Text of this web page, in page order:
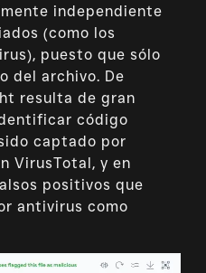
independiente
(como los
puesto que sólo
del archivo. De
resulta de gran
código
captado por
VirusTotal, y en
positivos que
antivirus como